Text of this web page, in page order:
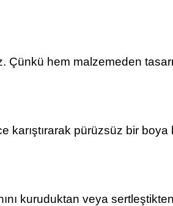
Çünkü hem malzemeden
karıştırarak pürüzsüz bir boya
kuruduktan veya